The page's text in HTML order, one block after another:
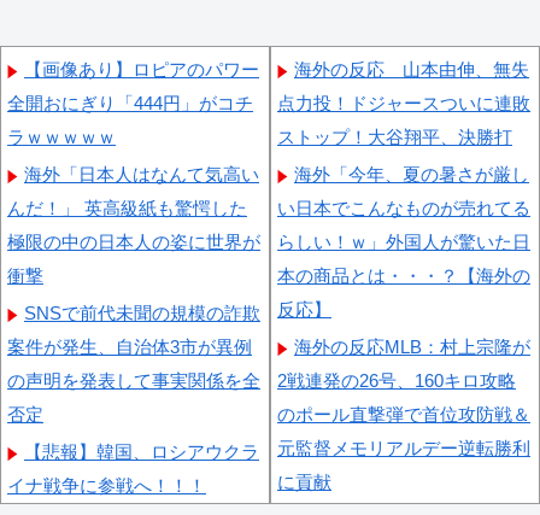
【画像あり】ロピアのパワー
全開おにぎり「444円」がコチ
ラｗｗｗｗｗ
海外「日本人はなんて気高い
んだ！」 英高級紙も驚愕した
極限の中の日本人の姿に世界が
衝撃
SNSで前代未聞の規模の詐欺
案件が発生、自治体3市が異例
の声明を発表して事実関係を全
否定
【悲報】韓国、ロシアウクラ
イナ戦争に参戦へ！！！
海外の反応 山本由伸、無失
点力投！ドジャースついに連敗
ストップ！大谷翔平、決勝打
海外「今年、夏の暑さが厳し
い日本でこんなものが売れてる
らしい！ｗ」外国人が驚いた日
本の商品とは・・・？【海外の
反応】
海外の反応MLB：村上宗隆が
2戦連発の26号、160キロ攻略
のポール直撃弾で首位攻防戦＆
元監督メモリアルデー逆転勝利
に貢献